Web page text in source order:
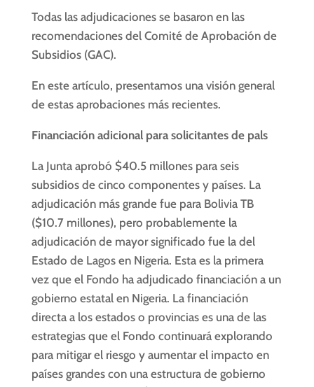
Todas las adjudicaciones se basaron en las
recomendaciones del Comité de Aprobación de
Subsidios (GAC).
En este artículo, presentamos una visión general
de estas aprobaciones más recientes.
Financiación adicionalparasolicitantesde pals
La Junta aprobó $40.5 millones para seis
subsidios de cinco componentes y países. La
adjudicación más grande fue para Bolivia TB
($10.7 millones), pero probablemente la
adjudicación de mayor significado fue la del
Estado de Lagos en Nigeria. Esta es la primera
vez que el Fondo ha adjudicado financiación a un
gobierno estatal en Nigeria. La financiación
directa a los estados o provincias es una de las
estrategias que el Fondo continuará explorando
para mitigar el riesgo y aumentar el impacto en
países grandes con una estructura de gobierno